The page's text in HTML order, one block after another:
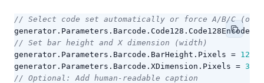
// Select code set automatically or force A/B/C
generator . Parameters . Barcode . Code128 .
// Set bar height and X dimension (width)
generator . Parameters . Barcode . BarHeight . Pixels = 120
generator . Parameters . Barcode . XDimension . Pixels = 3
// Optional: Add human-readable caption